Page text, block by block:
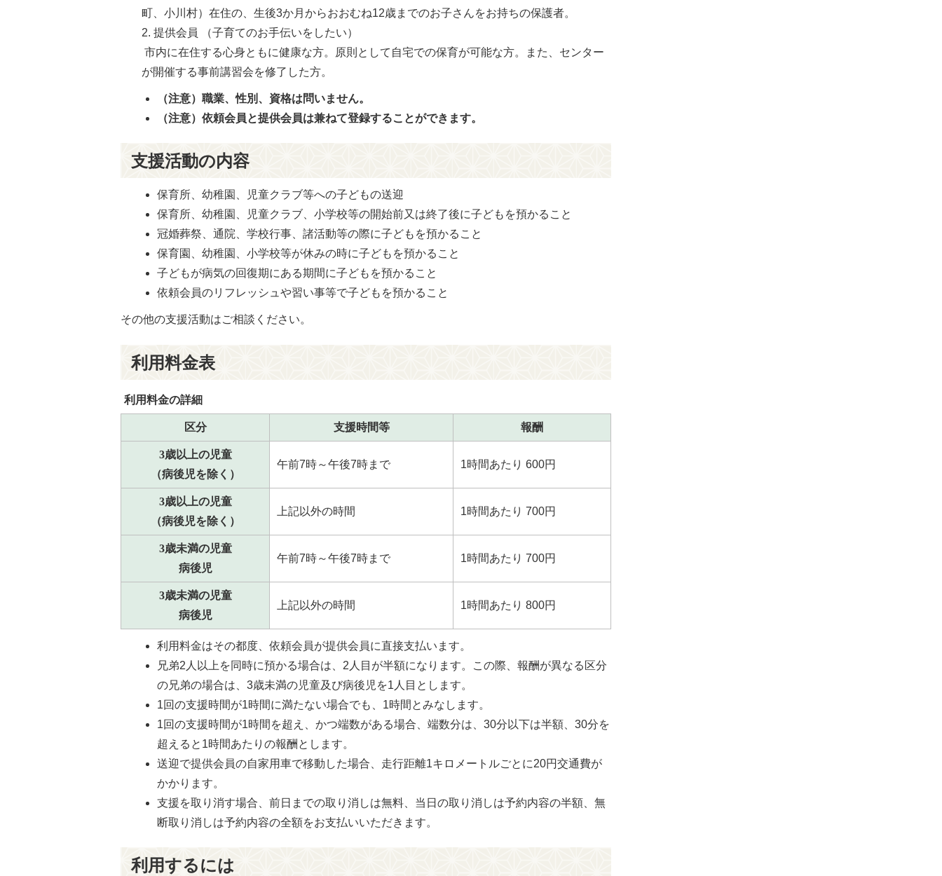
町、小川村）在住の、生後3か月からおおむね12歳までのお子さんをお持ちの保護者。
提供会員 （子育てのお手伝いをしたい）
市内に在住する心身ともに健康な方。原則として自宅での保育が可能な方。また、センター
が開催する事前講習会を修了した方。
（注意）職業、性別、資格は問いません。
（注意）依頼会員と提供会員は兼ねて登録することができます。
支援活動の内容
保育所、幼稚園、児童クラブ等への子どもの送迎
保育所、幼稚園、児童クラブ、小学校等の開始前又は終了後に子どもを預かること
冠婚葬祭、通院、学校行事、諸活動等の際に子どもを預かること
保育園、幼稚園、小学校等が休みの時に子どもを預かること
子どもが病気の回復期にある期間に子どもを預かること
依頼会員のリフレッシュや習い事等で子どもを預かること
その他の支援活動はご相談ください。
利用料金表
利用料金の詳細
区分 支援時間等 報酬
3歳以上の児童
（病後児を除く）
午前7時～午後7時まで 1時間あたり 600円
3歳以上の児童
（病後児を除く）
上記以外の時間 1時間あたり 700円
3歳未満の児童
病後児
午前7時～午後7時まで 1時間あたり 700円
3歳未満の児童
病後児
上記以外の時間 1時間あたり 800円
利用料金はその都度、依頼会員が提供会員に直接支払います。
兄弟2人以上を同時に預かる場合は、2人目が半額になります。この際、報酬が異なる区分
の兄弟の場合は、3歳未満の児童及び病後児を1人目とします。
1回の支援時間が1時間に満たない場合でも、1時間とみなします。
1回の支援時間が1時間を超え、かつ端数がある場合、端数分は、30分以下は半額、30分を
超えると1時間あたりの報酬とします。
送迎で提供会員の自家用車で移動した場合、走行距離1キロメートルごとに20円交通費が
かかります。
支援を取り消す場合、前日までの取り消しは無料、当日の取り消しは予約内容の半額、無
断取り消しは予約内容の全額をお支払いいただきます。
利用するには